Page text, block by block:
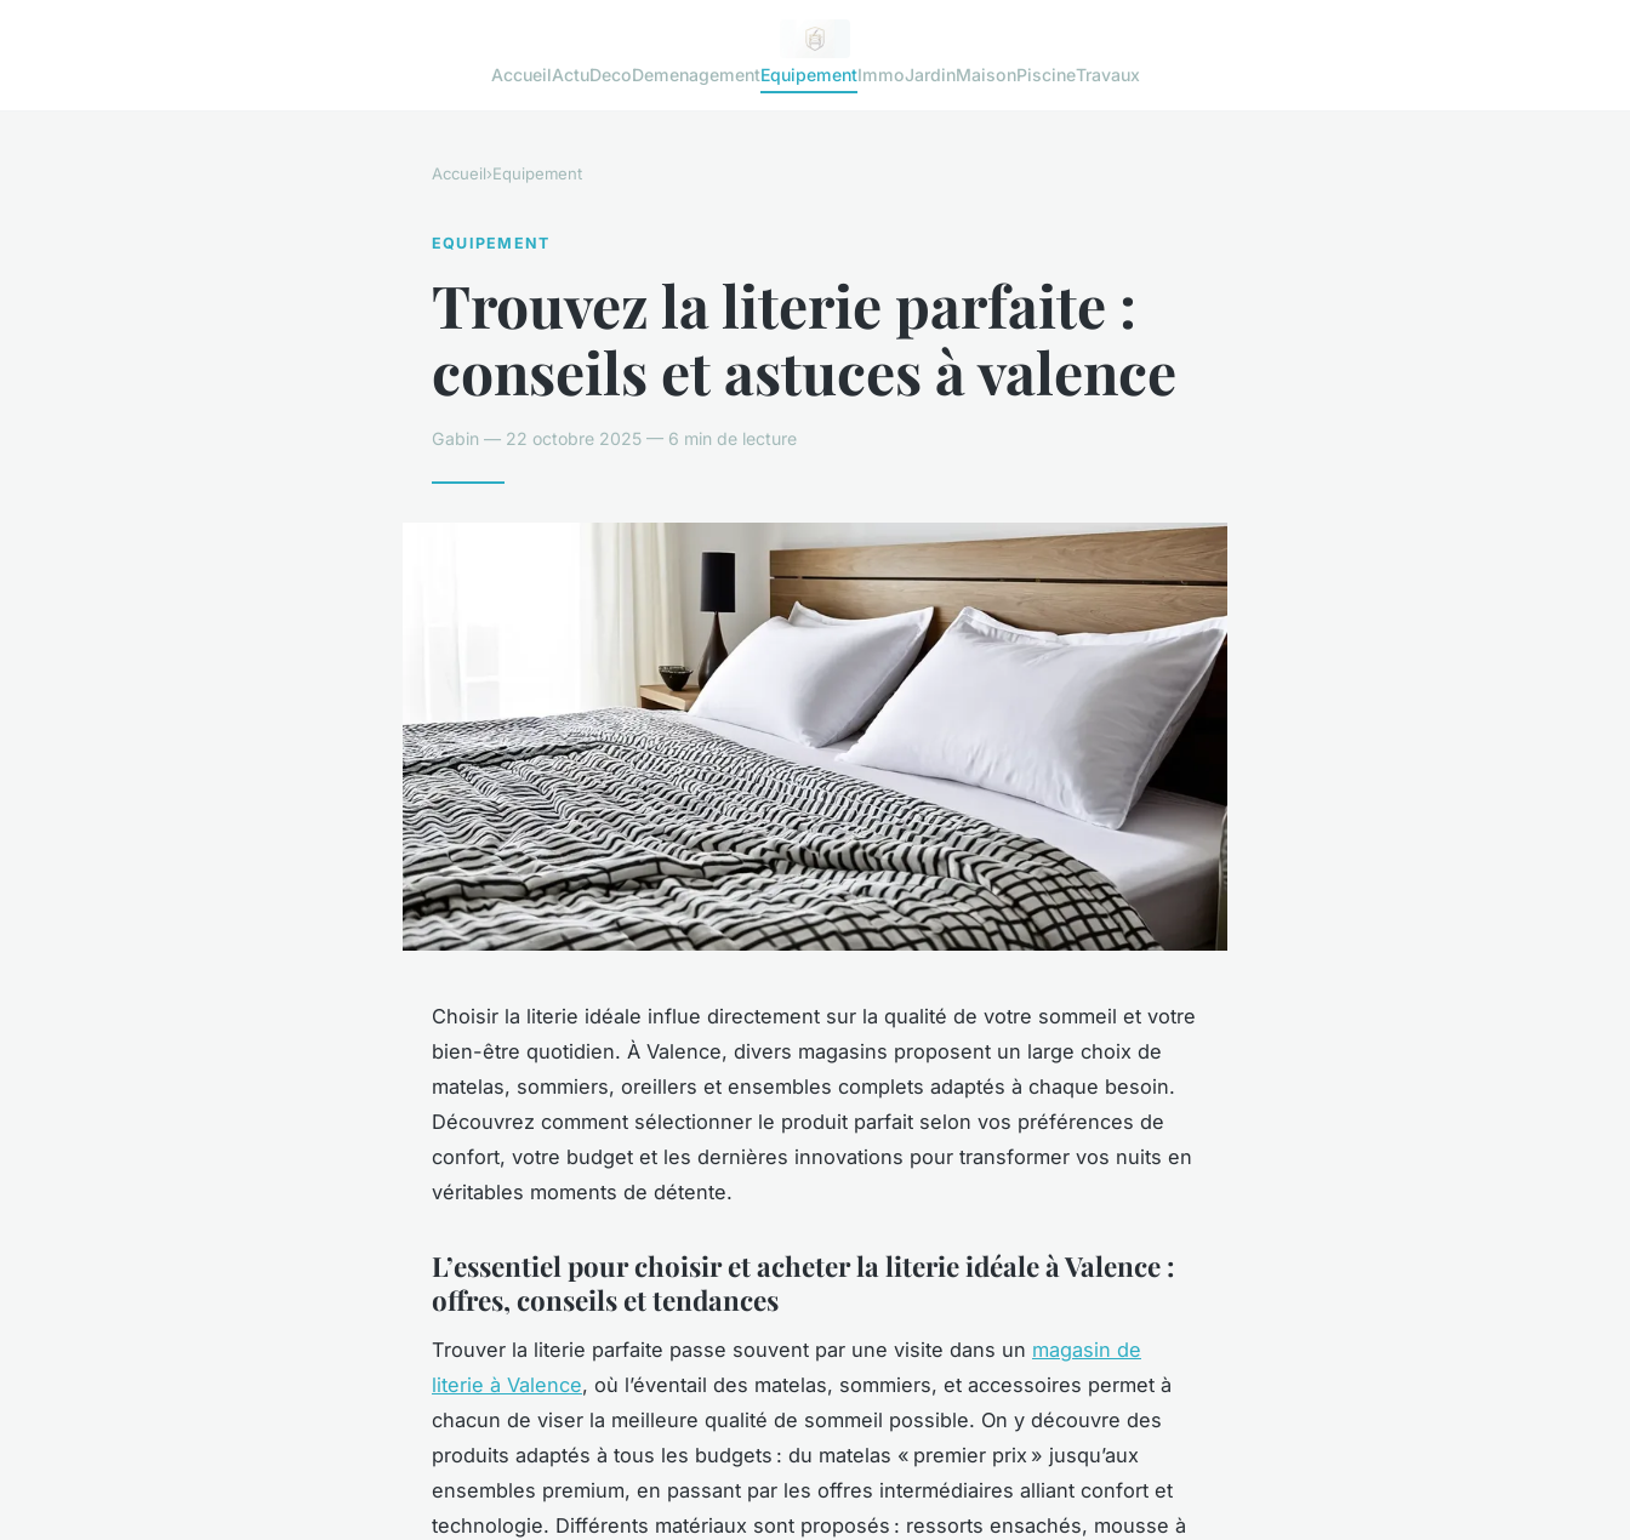
AccueilActuDecoDemenagementEquipementImmoJardinMaisonPiscineTravaux
Accueil›Equipement
EQUIPEMENT
Trouvez la literie parfaite :
conseils et astuces à valence
Gabin — 22 octobre 2025 — 6 min de lecture
Choisir la literie idéale influe directement sur la qualité de votre sommeil et votre
bien-être quotidien. À Valence, divers magasins proposent un large choix de
matelas, sommiers, oreillers et ensembles complets adaptés à chaque besoin.
Découvrez comment sélectionner le produit parfait selon vos préférences de
confort, votre budget et les dernières innovations pour transformer vos nuits en
véritables moments de détente.
L’essentiel pour choisir et acheter la literie idéale à Valence :
offres, conseils et tendances
Trouver la literie parfaite passe souvent par une visite dans un magasin de
literie à Valence, où l’éventail des matelas, sommiers, et accessoires permet à
chacun de viser la meilleure qualité de sommeil possible. On y découvre des
produits adaptés à tous les budgets : du matelas « premier prix » jusqu’aux
ensembles premium, en passant par les offres intermédiaires alliant confort et
technologie. Différents matériaux sont proposés : ressorts ensachés, mousse à